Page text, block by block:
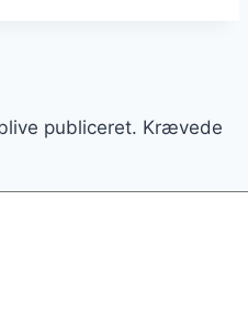
publiceret. Krævede